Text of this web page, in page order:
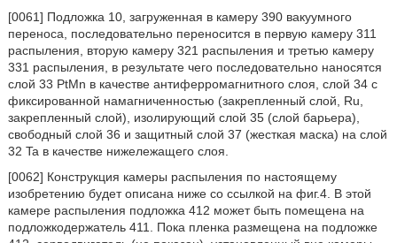
[0061] Подложка 10, загруженная в камеру 390 вакуумного
переноса, последовательно переносится в первую камеру 311
распыления, вторую камеру 321 распыления и третью камеру
331 распыления, в результате чего последовательно наносятся
слой 33 PtMn в качестве антиферромагнитного слоя, слой 34 с
фиксированной намагниченностью (закрепленный слой, Ru,
закрепленный слой), изолирующий слой 35 (слой барьера),
свободный слой 36 и защитный слой 37 (жесткая маска) на слой
32 Ta в качестве нижележащего слоя.
[0062] Конструкция камеры распыления по настоящему
изобретению будет описана ниже со ссылкой на фиг.4. В этой
камере распыления подложка 412 может быть помещена на
подложкодержатель 411. Пока пленка размещена на подложке